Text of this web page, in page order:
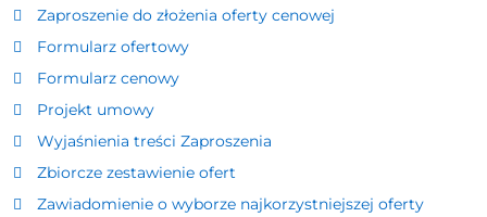
Zaproszenie do złożenia oferty cenowej
Formularz ofertowy
Formularz cenowy
Projekt umowy
Wyjaśnienia treści Zaproszenia
Zbiorcze zestawienie ofert
Zawiadomienie o wyborze najkorzystniejszej oferty